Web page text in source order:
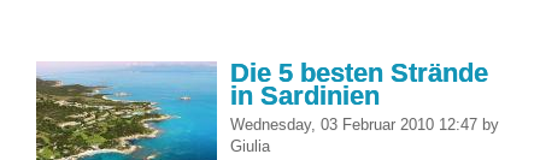
Die 5 besten Strände
in Sardinien
Wednesday, 03 Februar 2010 12:47 by
Giulia